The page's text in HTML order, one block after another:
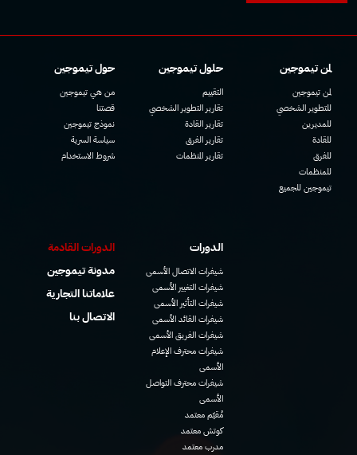
لمن تيموجين
لمن تيموجين
للتطوير الشخصي
للمديرين
للقادة
للفرق
للمنظمات
تيموجين للجميع
حلول تيموجين
التقييم
تقارير التطوير الشخصي
تقارير القادة
تقارير الفرق
تقارير المنظمات
حول تيموجين
من هي تيموجين
قصتنا
نموذج تيموجين
سياسة السرية
شروط الاستخدام
الدورات
شيفرات الاتصال الأسمى
شيفرات التغيير الأسمى
شيفرات التأثير الأسمى
شيفرات القائد الأسمى
شيفرات الفريق الأسمى
شيفرات محترف الإعلام
الأسمى
شيفرات محترف التواصل
الأسمى
مُقيّم معتمد
كوتش معتمد
مدرب معتمد
الدورات القادمة
مدونة تيموجين
علاماتنا التجارية
الاتصال بنا